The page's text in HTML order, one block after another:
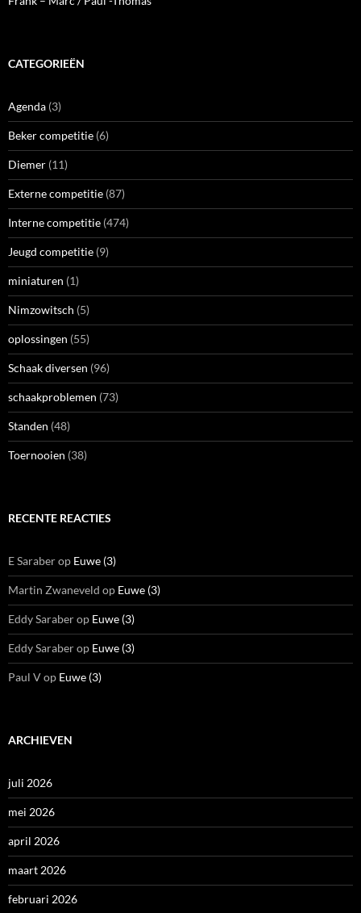
CATEGORIEËN
Agenda (3)
Beker competitie (6)
Diemer (11)
Externe competitie (87)
Interne competitie (474)
Jeugd competitie (9)
miniaturen (1)
Nimzowitsch (5)
oplossingen (55)
Schaak diversen (96)
schaakproblemen (73)
Standen (48)
Toernooien (38)
RECENTE REACTIES
E Saraberop Euwe (3)
Martin Zwaneveld op Euwe (3)
Eddy Saraberop Euwe (3)
Eddy Saraberop Euwe (3)
Paul Vop Euwe (3)
ARCHIEVEN
juli 2026
mei 2026
april 2026
maart 2026
februari 2026